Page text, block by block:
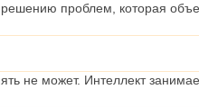
проблем, которая
не может. Интеллект